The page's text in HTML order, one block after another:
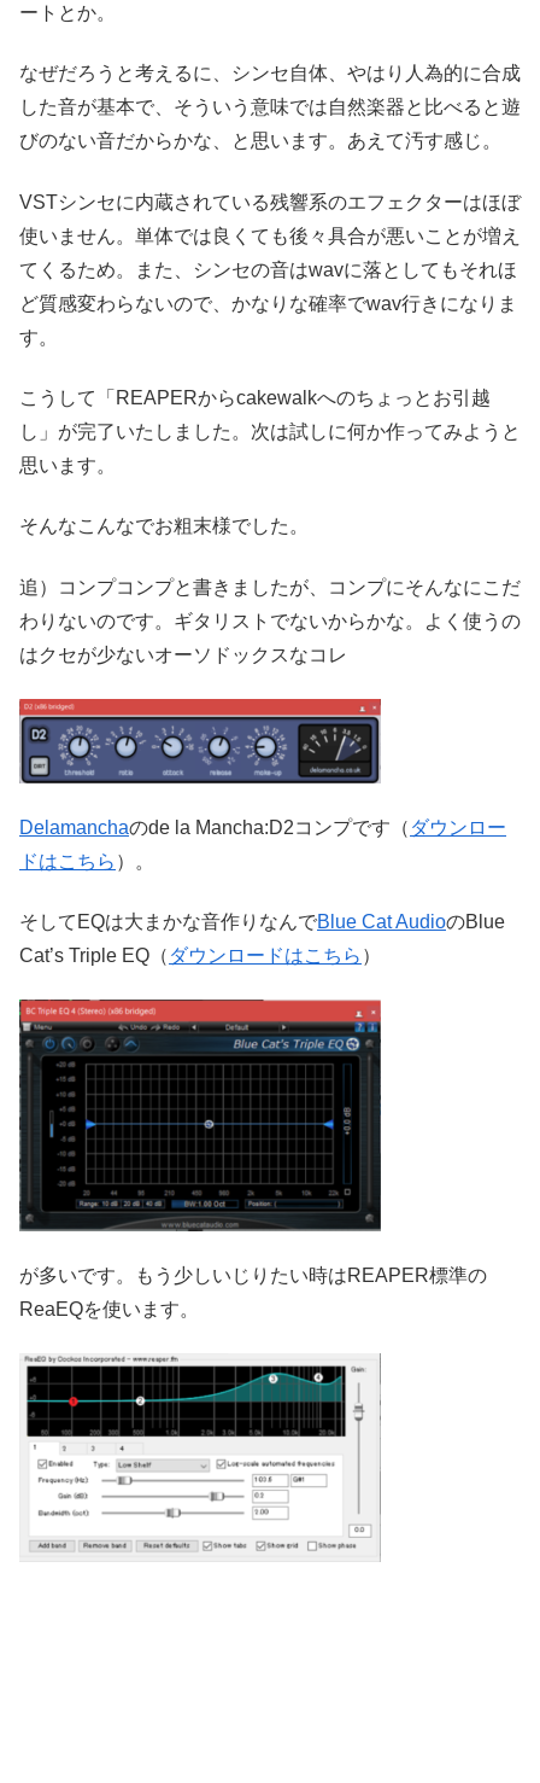
ートとか。
なぜだろうと考えるに、シンセ自体、やはり人為的に合成
した音が基本で、そういう意味では自然楽器と比べると遊
びのない音だからかな、と思います。あえて汚す感じ。
VSTシンセに内蔵されている残響系のエフェクターはほぼ
使いません。単体では良くても後々具合が悪いことが増え
てくるため。また、シンセの音はwavに落としてもそれほ
ど質感変わらないので、かなりな確率でwav行きになりま
す。
こうして「REAPERからcakewalkへのちょっとお引越
し」が完了いたしました。次は試しに何か作ってみようと
思います。
そんなこんなでお粗末様でした。
追）コンプコンプと書きましたが、コンプにそんなにこだ
わりないのです。ギタリストでないからかな。よく使うの
はクセが少ないオーソドックスなコレ
Delamanchaのde la Mancha:D2コンプです（ ダウンロー
ドはこちら ）。
そしてEQは大まかな音作りなんでBlue Cat AudioのBlue
Cat’s Triple EQ（ ダウンロードはこちら ）
が多いです。もう少しいじりたい時はREAPER標準の
ReaEQを使います。